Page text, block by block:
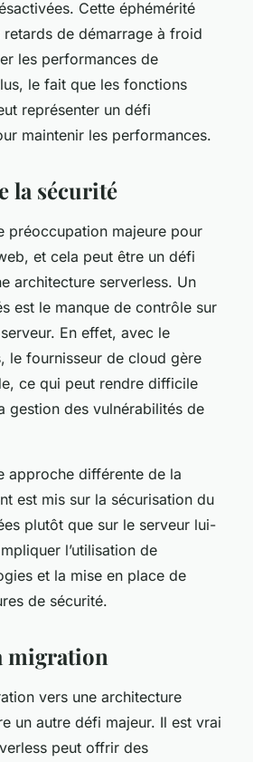
Cette éphémérité
retards de démarrage à froid
les performances de
le fait que les fonctions
représenter un défi
maintenir les performances.
la sécurité
préoccupation majeure pour
et cela peut être un défi
architecture serverless. Un
est le manque de contrôle sur
En effet, avec le
le fournisseur de cloud gère
ce qui peut rendre difficile
gestion des vulnérabilités de
approche différente de la
est mis sur la sécurisation du
plutôt que sur le serveur lui-
l’utilisation de
et la mise en place de
de sécurité.
migration
vers une architecture
un autre défi majeur. Il est vrai
peut offrir des